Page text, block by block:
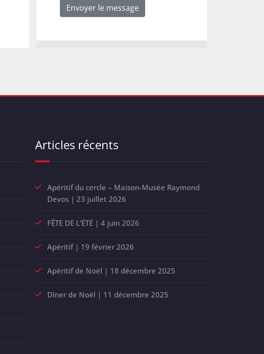
Envoyer le message
Articles récents
Apéritif du cercle – Maison-Musée Raymond
Devos | 23 juillet 2026
FÊTE DE L’ÉTÉ | 4 juin 2026
Apéritif | 19 février 2026
Apéritif de Noël | 18 décembre 2025
Dîner de Noël | 11 décembre 2025